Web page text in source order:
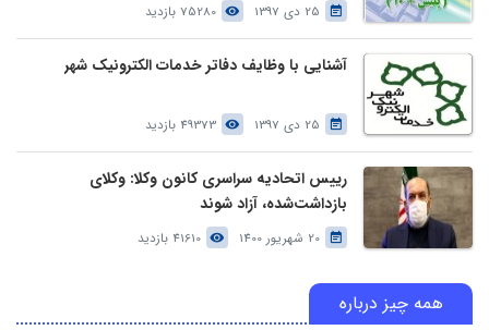
25 دی 1397 75280 بازدید
آشنایی با وظایف دفاتر خدمات الکترونیک شهر
25 دی 1397 49373 بازدید
رییس اتحادیه سراسری کانون وکلا: وکلای
بازداشت‌شده، آزاد شوند
20 شهریور 1400 41610 بازدید
همه چیز درباره